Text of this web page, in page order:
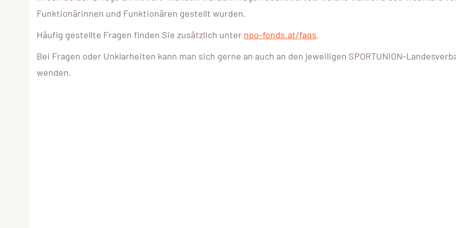
Funktionärinnen und Funktionären gestellt wurden.
Häufig gestellte Fragen finden Sie zusätzlich unter npo-fonds.at/faqs.
Bei Fragen oder Unklarheiten kann man sich gerne an auch an den jeweiligen SPORTUNION-
wenden.